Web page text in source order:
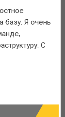
базу. Я очень
С